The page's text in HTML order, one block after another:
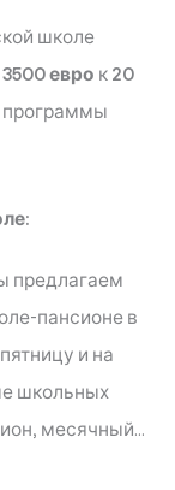
школе
3500 евро к 20
программы
предлагаем
пансионе в
и на
школьных
месячный...